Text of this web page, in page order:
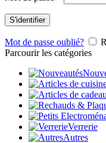
S'identifier
Mot de passe oublié?
Parcourir les catégories
Verrerie
Autres